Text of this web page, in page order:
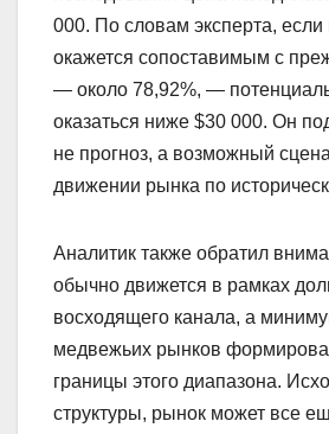
000. По словам эксперта,
окажется сопоставимым с
— около 78,92%, —
оказаться ниже $30 000. Он
не прогноз, а возможный
движении рынка по
Аналитик также обратил
обычно движется в рамках
восходящего канала, а
медвежьих рынков
границы этого диапазона.
структуры, рынок может все